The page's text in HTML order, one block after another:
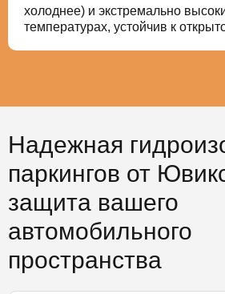
холоднее) и экстремально
температурах, устойчив к
Надежная
паркингов от
защита вашего
автомобильного
пространства